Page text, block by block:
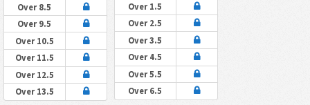
Over 8.5
Over 9.5
Over 10.5
Over 11.5
Over 12.5
Over 13.5
Over 1.5
Over 2.5
Over 3.5
Over 4.5
Over 5.5
Over 6.5